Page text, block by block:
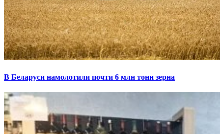
В Беларуси намолотили почти 6 млн тонн зерна